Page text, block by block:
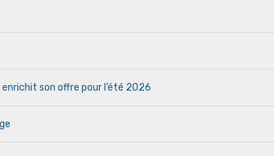
son offre pour l’été 2026